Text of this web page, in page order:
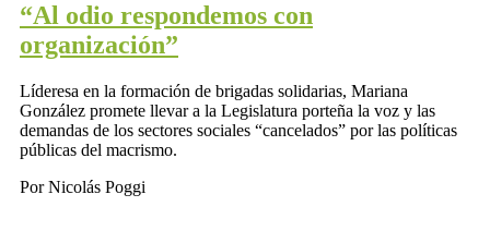
“Al odio respondemos con
organización”
Líderesa en la formación de brigadas solidarias, Mariana
González promete llevar a la Legislatura porteña la voz y las
demandas de los sectores sociales “cancelados” por las políticas
públicas del macrismo.
Por Nicolás Poggi